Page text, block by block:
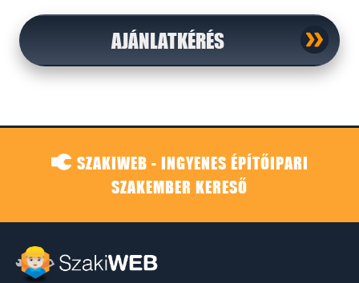
AJÁNLATKÉRÉS
SZAKIWEB - INGYENES ÉPÍTŐIPARI
SZAKEMBER KERESŐ